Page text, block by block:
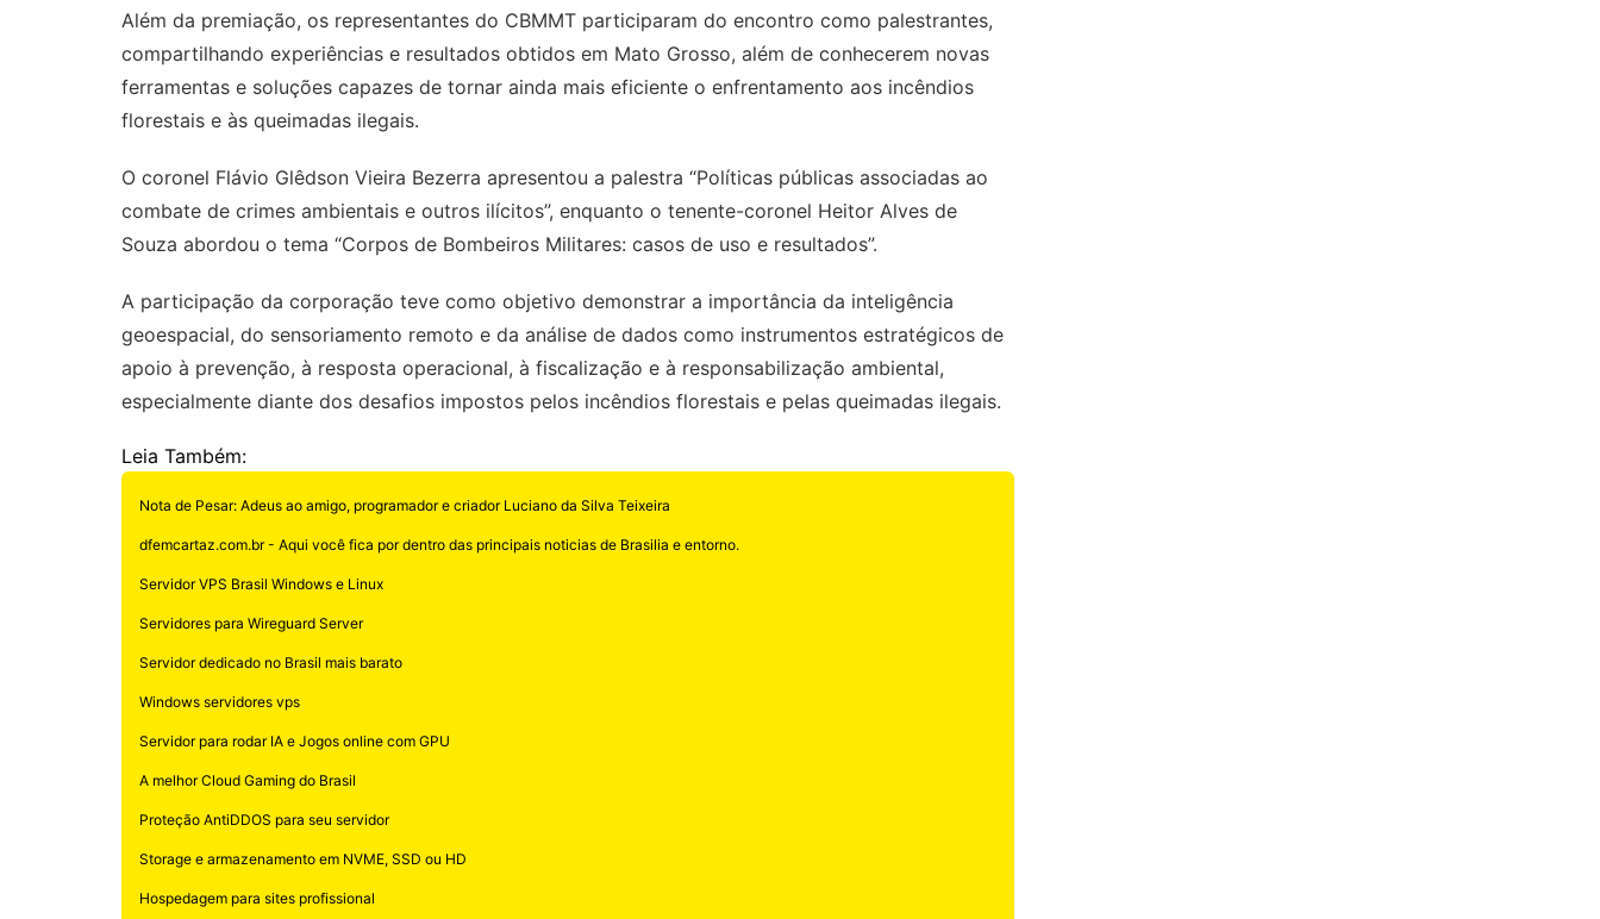
Além da premiação, os representantes do CBMMT participaram do encontro como palestrantes,
compartilhando experiências e resultados obtidos em Mato Grosso, além de conhecerem novas
ferramentas e soluções capazes de tornar ainda mais eficiente o enfrentamento aos incêndios
florestais e às queimadas ilegais.
O coronel Flávio Glêdson Vieira Bezerra apresentou a palestra “Políticas públicas associadas ao
combate de crimes ambientais e outros ilícitos”, enquanto o tenente-coronel Heitor Alves de
Souza abordou o tema “Corpos de Bombeiros Militares: casos de uso e resultados”.
A participação da corporação teve como objetivo demonstrar a importância da inteligência
geoespacial, do sensoriamento remoto e da análise de dados como instrumentos estratégicos de
apoio à prevenção, à resposta operacional, à fiscalização e à responsabilização ambiental,
especialmente diante dos desafios impostos pelos incêndios florestais e pelas queimadas ilegais.
Leia Também:
Nota de Pesar: Adeus ao amigo, programador e criador Luciano da Silva Teixeira
dfemcartaz.com.br - Aqui você fica por dentro das principais noticias de Brasilia e entorno.
Servidor VPS Brasil Windows e Linux
Servidores para Wireguard Server
Servidor dedicado no Brasil mais barato
Windows servidores vps
Servidor para rodar IA e Jogos online com GPU
A melhor Cloud Gaming do Brasil
Proteção AntiDDOS para seu servidor
Storage e armazenamento em NVME, SSD ou HD
Hospedagem para sites profissional